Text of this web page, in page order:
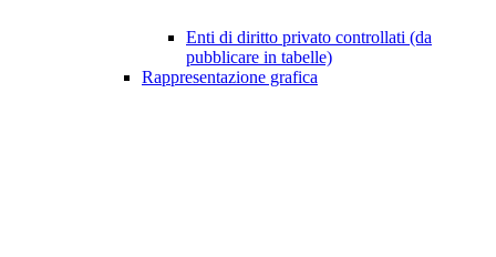
Enti di diritto privato controllati (da
pubblicare in tabelle)
Rappresentazione grafica